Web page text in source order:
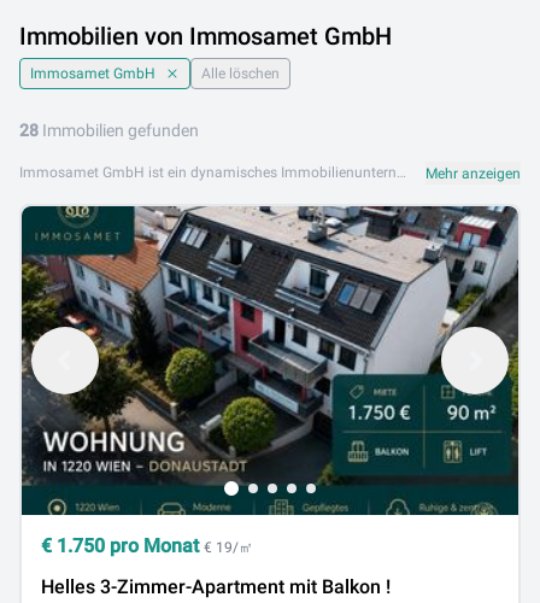
Immobilien von Immosamet GmbH
Immosamet GmbH Alle löschen
28 Immobilien gefunden
Immosamet GmbH ist ein dynamisches Immobilienunternehmen im Herzen Wiens. Mit einem engagierten Team und tiefem Verständnis des Wiener Immobilienmarkts bietet Immosamet GmbH ihren Kunden einen erstklassigen Service beim Kauf, Verkauf und der Vermietung von Immobilien. Das Angebot von Immosamet GmbH umfasst Eigentumswohnungen, Mietwohnungen, Zinshäuser und Anlageimmobilien. Dabei setzt Immosamet auf persönliche Beratung, Transparenz und nachhaltige Kundenbeziehungen. Immosamet GmbH ist an folgendem Standort aktiv: 1010 Wien. Stöbern Sie jetzt in den aktuellen Immobilienangeboten von Immosamet GmbH auf Lib.at. Entdecken Sie attraktive Objekte in Wien und finden Sie Ihre Traumimmobilie – schnell, einfach und direkt vom Makler. Mehr anzeigen
€ 1.750 pro Monat € 19/㎡
Helles 3-Zimmer-Apartment mit Balkon !